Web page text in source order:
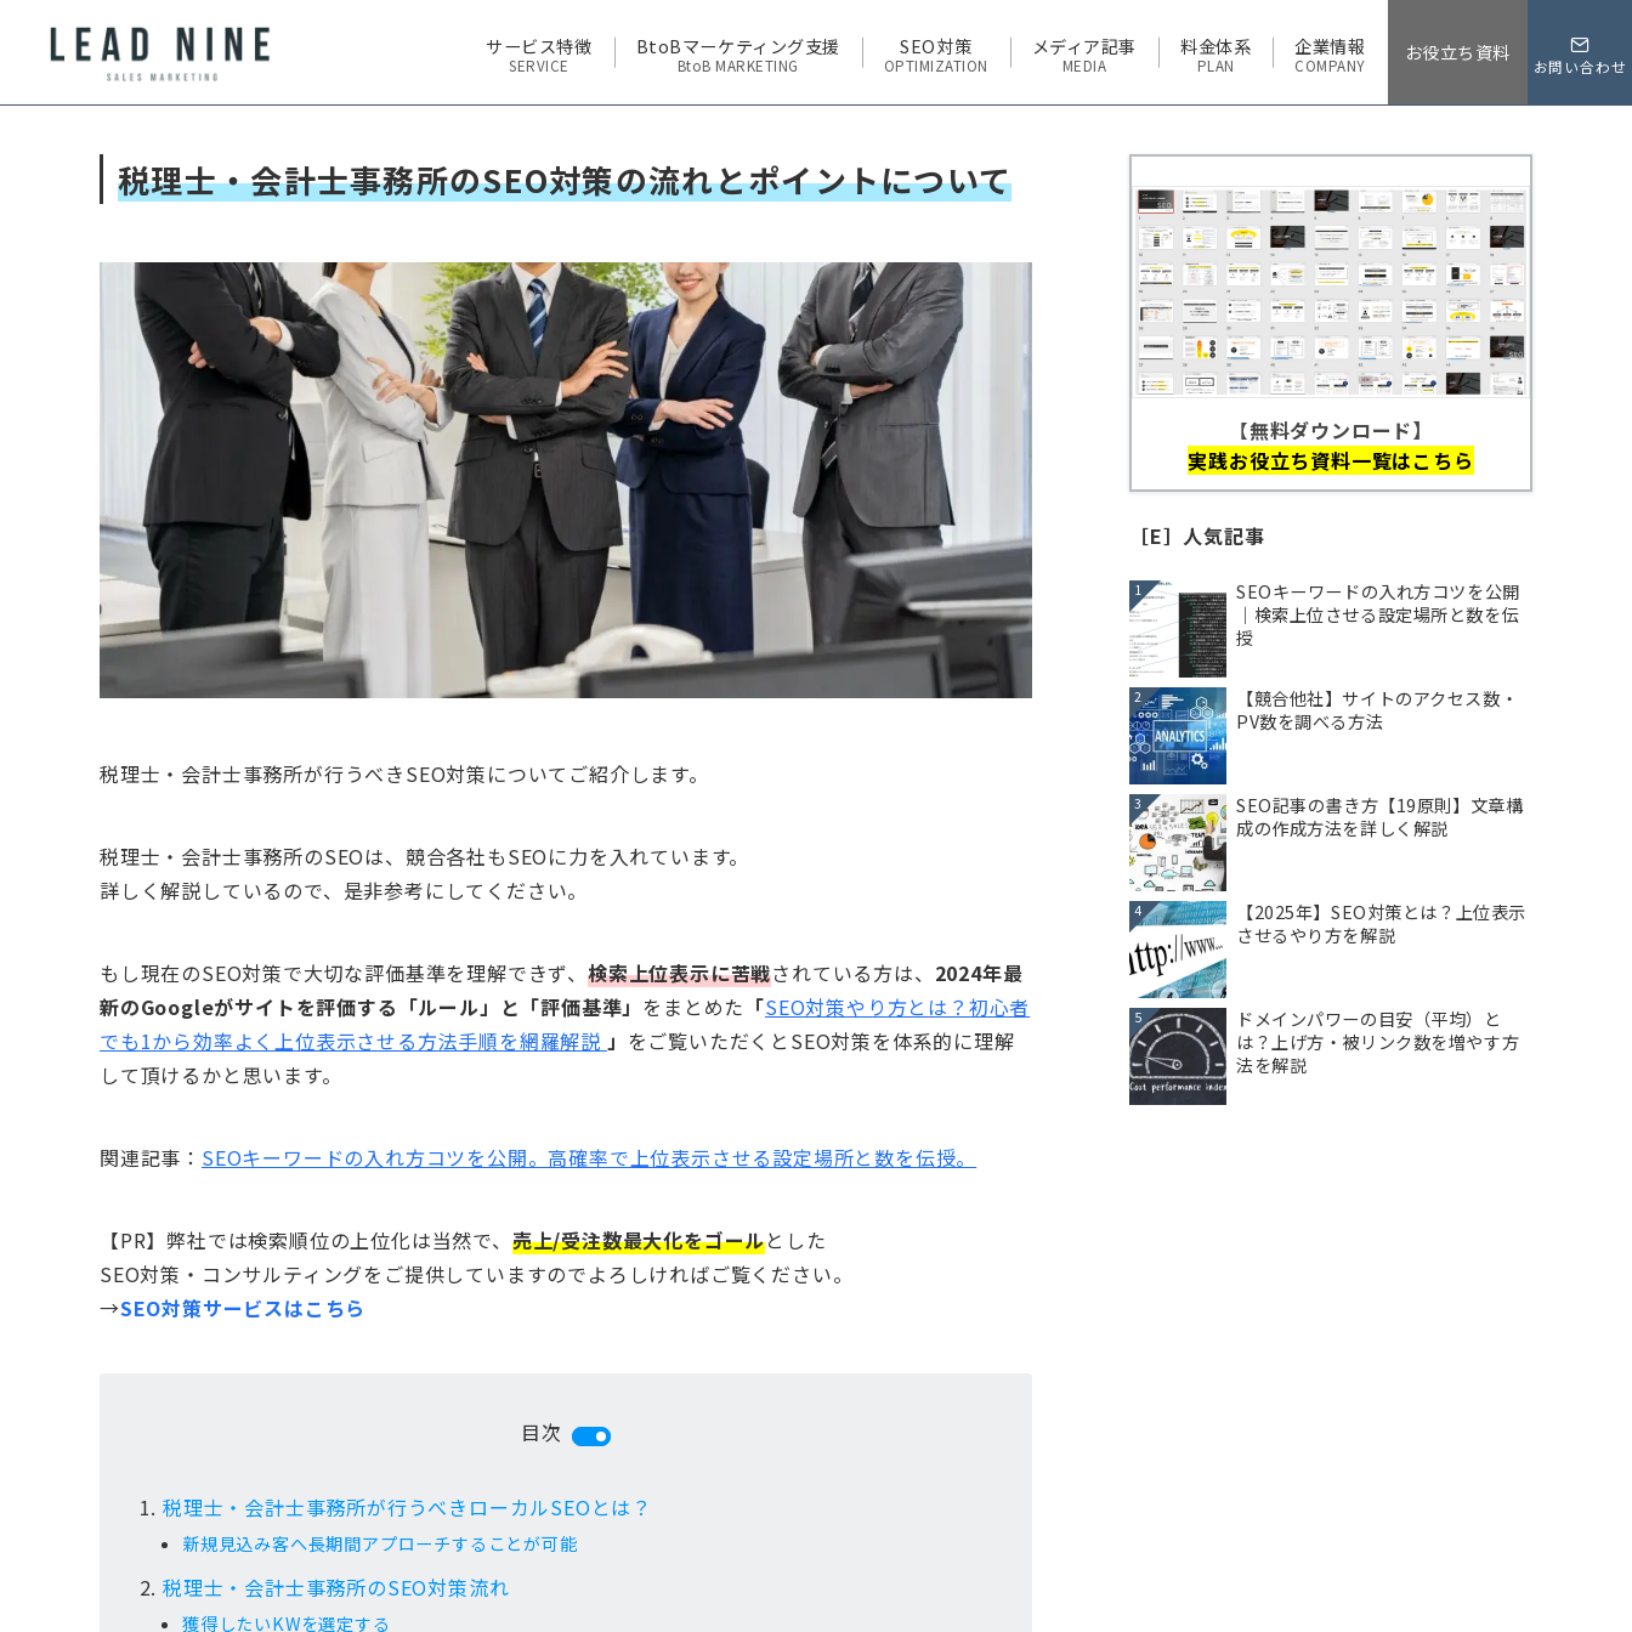
サービス特徴
SERVICE
BtoBマーケティング支援
BtoB MARKETING
SEO対策
OPTIMIZATION
メディア記事
MEDIA
料金体系
PLAN
企業情報
COMPANY
お役立ち資料
お問い合わせ
税理士・会計士事務所のSEO対策の流れとポイントについて
税理士・会計士事務所が行うべきSEO対策についてご紹介します。
税理士・会計士事務所のSEOは、競合各社もSEOに力を入れています。
詳しく解説しているので、是非参考にしてください。
もし現在のSEO対策で大切な評価基準を理解できず、 検索上位表示に苦戦されている方は、 2024年最
新のGoogleがサイトを評価する「ルール」と「評価基準」 をまとめた 「SEO対策やり方とは？初心者
でも1から効率よく上位表示させる方法手順を網羅解説 」 をご覧いただくとSEO対策を体系的に理解
して頂けるかと思います。
関連記事： SEOキーワードの入れ方コツを公開。高確率で上位表示させる設定場所と数を伝授。
【PR】弊社では検索順位の上位化は当然で、 売上/受注数最大化をゴールとした
SEO対策・コンサルティングをご提供していますのでよろしければご覧ください。
→SEO対策サービスはこちら
目次
税理士・会計士事務所が行うべきローカルSEOとは？
新規見込み客へ長期間アプローチすることが可能
税理士・会計士事務所のSEO対策流れ
獲得したいKWを選定する
【無料ダウンロード】
実践お役立ち資料一覧はこちら
［E］人気記事
1
SEOキーワードの入れ方コツを公開
｜検索上位させる設定場所と数を伝
授
2
【競合他社】サイトのアクセス数・
PV数を調べる方法
3
SEO記事の書き方【19原則】文章構
成の作成方法を詳しく解説
4
【2025年】SEO対策とは？上位表示
させるやり方を解説
5
ドメインパワーの目安（平均）と
は？上げ方・被リンク数を増やす方
法を解説